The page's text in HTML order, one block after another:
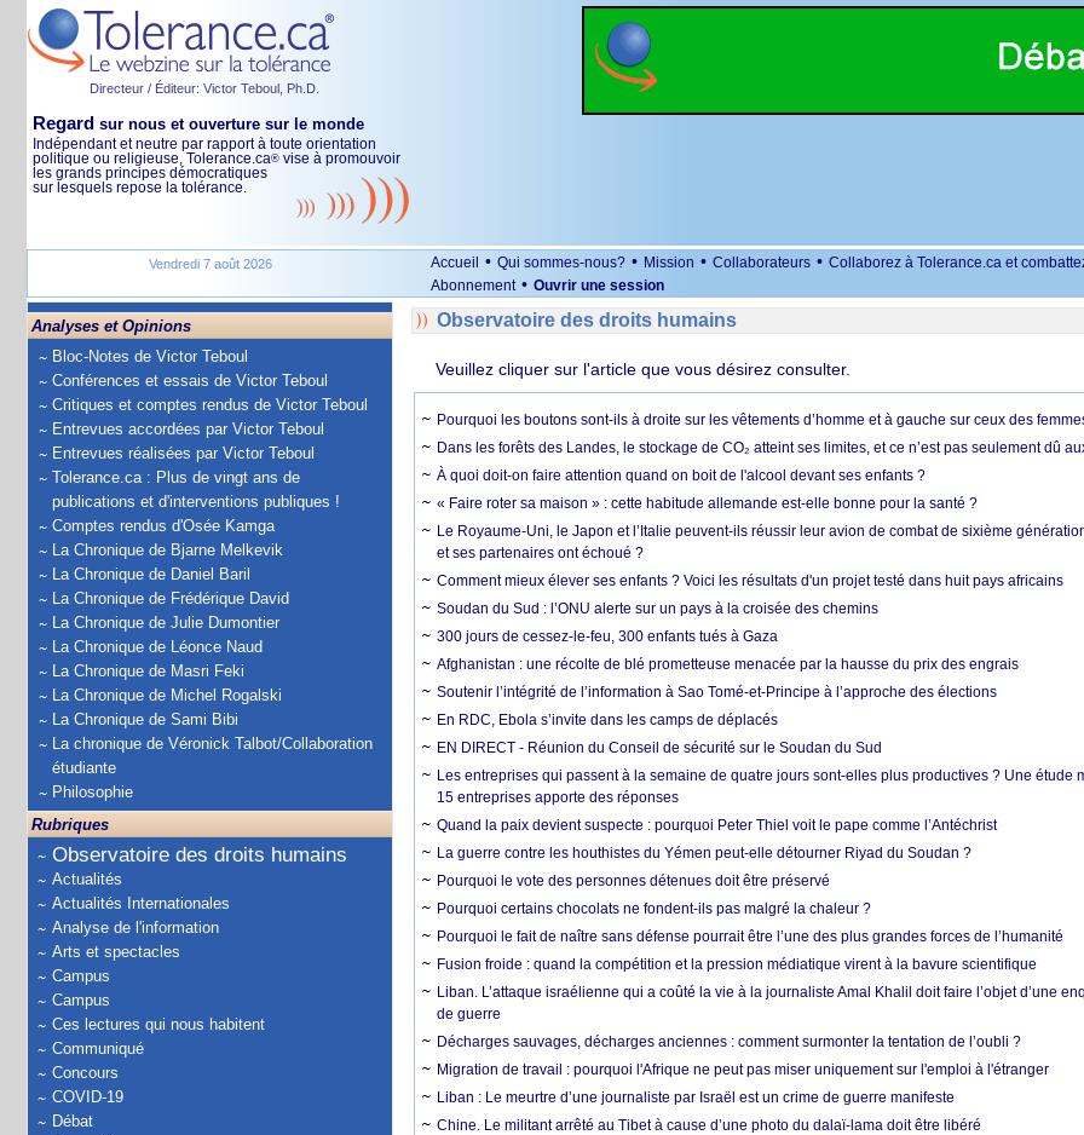
Directeur / Éditeur: Victor Teboul, Ph.D.
Regard sur nous et ouverture sur le monde
Indépendant et neutre par rapport à toute orientation
politique ou religieuse, Tolerance.ca® vise à promouvoir
les grands principes démocratiques
sur lesquels repose la tolérance.
Vendredi 7 août 2026 Accueil • Qui sommes-nous? • Mission • Collaborateurs • Collaborez à Tolerance.ca et
Abonnement • Ouvrir une session
Analyses et Opinions
Bloc-Notes de Victor Teboul
Conférences et essais de Victor Teboul
Critiques et comptes rendus de Victor Teboul
Entrevues accordées par Victor Teboul
Entrevues réalisées par Victor Teboul
Tolerance.ca : Plus de vingt ans de
publications et d'interventions publiques !
Comptes rendus d'Osée Kamga
La Chronique de Bjarne Melkevik
La Chronique de Daniel Baril
La Chronique de Frédérique David
La Chronique de Julie Dumontier
La Chronique de Léonce Naud
La Chronique de Masri Feki
La Chronique de Michel Rogalski
La Chronique de Sami Bibi
La chronique de Véronick Talbot/Collaboration
étudiante
Philosophie
Rubriques
Observatoire des droits humains
Actualités
Actualités Internationales
Analyse de l'information
Arts et spectacles
Campus
Campus
Ces lectures qui nous habitent
Communiqué
Concours
COVID-19
Débat
Observatoire des droits humains
Veuillez cliquer sur l'article que vous désirez consulter.
Pourquoi les boutons sont-ils à droite sur les vêtements d’homme et à gauche sur ceux des
Dans les forêts des Landes, le stockage de CO₂ atteint ses limites, et ce n’est pas seulement dû
À quoi doit-on faire attention quand on boit de l'alcool devant ses enfants ?
« Faire roter sa maison » : cette habitude allemande est-elle bonne pour la santé ?
Le Royaume-Uni, le Japon et l’Italie peuvent-ils réussir leur avion de combat de sixième
et ses partenaires ont échoué ?
Comment mieux élever ses enfants ? Voici les résultats d'un projet testé dans huit pays africains
Soudan du Sud : l’ONU alerte sur un pays à la croisée des chemins
300 jours de cessez-le-feu, 300 enfants tués à Gaza
Afghanistan : une récolte de blé prometteuse menacée par la hausse du prix des engrais
Soutenir l’intégrité de l’information à Sao Tomé-et-Principe à l’approche des élections
En RDC, Ebola s’invite dans les camps de déplacés
EN DIRECT - Réunion du Conseil de sécurité sur le Soudan du Sud
Les entreprises qui passent à la semaine de quatre jours sont-elles plus productives ? Une étude
15 entreprises apporte des réponses
Quand la paix devient suspecte : pourquoi Peter Thiel voit le pape comme l’Antéchrist
La guerre contre les houthistes du Yémen peut-elle détourner Riyad du Soudan ?
Pourquoi le vote des personnes détenues doit être préservé
Pourquoi certains chocolats ne fondent-ils pas malgré la chaleur ?
Pourquoi le fait de naître sans défense pourrait être l’une des plus grandes forces de l’humanité
Fusion froide : quand la compétition et la pression médiatique virent à la bavure scientifique
Liban. L’attaque israélienne qui a coûté la vie à la journaliste Amal Khalil doit faire l’objet d’une
de guerre
Décharges sauvages, décharges anciennes : comment surmonter la tentation de l’oubli ?
Migration de travail : pourquoi l'Afrique ne peut pas miser uniquement sur l'emploi à l'étranger
Liban : Le meurtre d’une journaliste par Israël est un crime de guerre manifeste
Chine. Le militant arrêté au Tibet à cause d’une photo du dalaï-lama doit être libéré